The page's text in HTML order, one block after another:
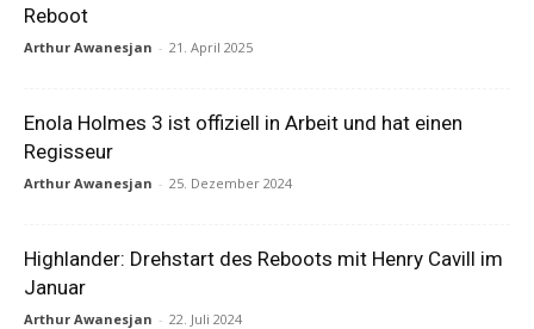
Reboot
Arthur Awanesjan - 21. April 2025
Enola Holmes 3 ist offiziell in Arbeit und hat einen
Regisseur
Arthur Awanesjan - 25. Dezember 2024
Highlander: Drehstart des Reboots mit Henry Cavill im
Januar
Arthur Awanesjan - 22. Juli 2024